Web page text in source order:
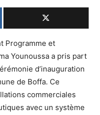
Programme et
Younoussa a pris part
d’inauguration
de Boffa. Ce
commerciales
avec un système